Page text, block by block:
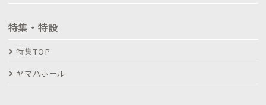
特集・特設
特集TOP
ヤマハホール